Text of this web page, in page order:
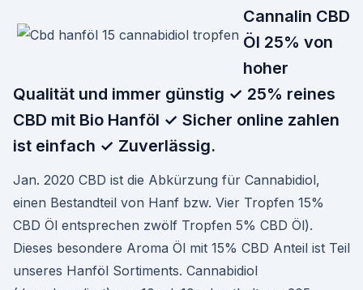
Cannalin CBD
Öl 25% von
hoher
Qualität und immer günstig ✓ 25% reines
CBD mit Bio Hanföl ✓ Sicher online zahlen
ist einfach ✓ Zuverlässig.
Jan. 2020 CBD ist die Abkürzung für Cannabidiol,
einen Bestandteil von Hanf bzw. Vier Tropfen 15%
CBD Öl entsprechen zwölf Tropfen 5% CBD Öl).
Dieses besondere Aroma Öl mit 15% CBD Anteil ist Teil
unseres Hanföl Sortiments. Cannabidiol